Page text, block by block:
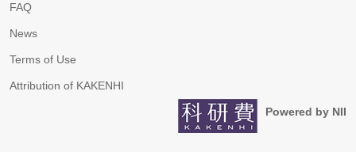
FAQ
News
Terms of Use
Attribution of KAKENHI
Powered by NII